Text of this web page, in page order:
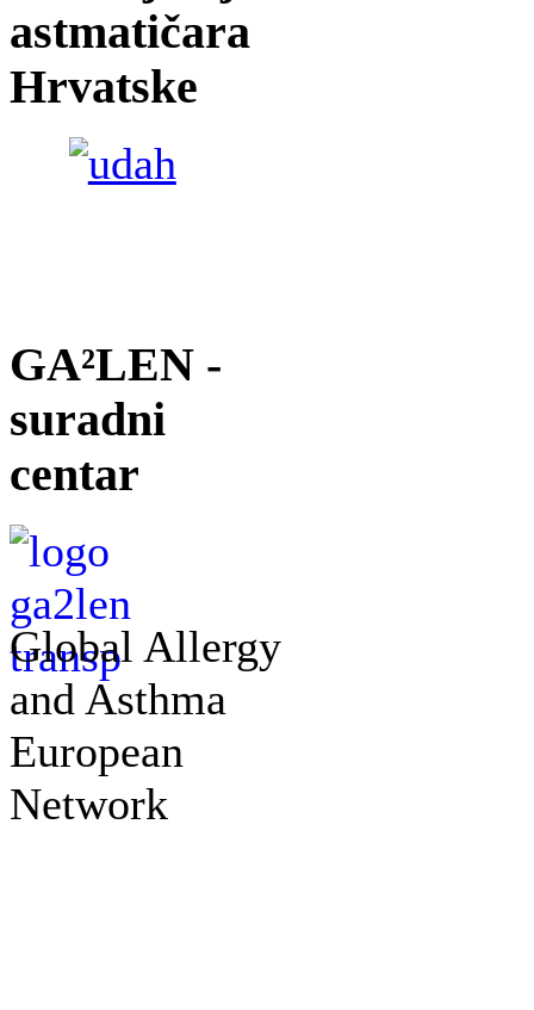
astmatičara
Hrvatske
GA²LEN -
suradni
centar
Global Allergy
and Asthma
European
Network